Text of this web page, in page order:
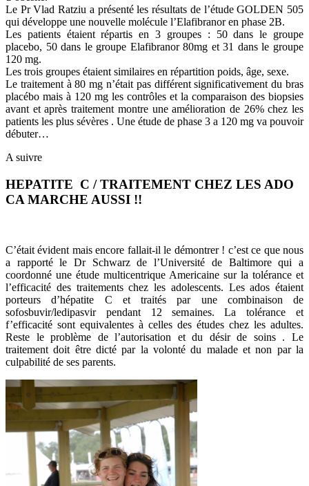
Le Pr Vlad Ratziu a présenté les résultats de l’étude GOLDEN 505
qui développe une nouvelle molécule l’Elafibranor en phase 2B.
Les patients étaient répartis en 3 groupes : 50 dans le groupe
placebo, 50 dans le groupe Elafibranor 80mg et 31 dans le groupe
120 mg.
Les trois groupes étaient similaires en répartition poids, âge, sexe.
Le traitement à 80 mg n’était pas différent significativement du bras
placébo mais à 120 mg les contrôles et la comparaison des biopsies
avant et après traitement montre une amélioration de 26% chez les
patients les plus sévères . Une étude de phase 3 a 120 mg va pouvoir
débuter…
A suivre
HEPATITE C / TRAITEMENT CHEZ LES ADO
CA MARCHE AUSSI !!
C’était évident mais encore fallait-il le démontrer ! c’est ce que nous
a rapporté le Dr Schwarz de l’Université de Baltimore qui a
coordonné une étude multicentrique Americaine sur la tolérance et
l’efficacité des traitements chez les adolescents. Les ados étaient
porteurs d’hépatite C et traités par une combinaison de
sofosbuvir/ledipasvir pendant 12 semaines. La tolérance et
f’efficacité sont equivalentes à celles des études chez les adultes.
Reste le problème de l’autorisation et du désir de soins . Le
traitement doit être dicté par la volonté du malade et non par la
culpabilité de ses parents.